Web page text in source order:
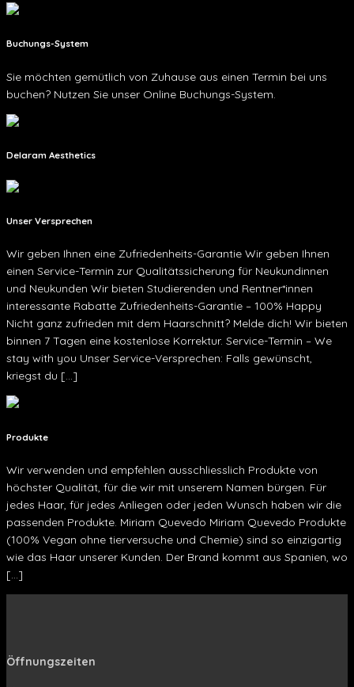
Buchungs-System
Sie möchten gemütlich von Zuhause aus einen Termin bei uns
buchen? Nutzen Sie unser Online Buchungs-System.
Delaram Aesthetics
Unser Versprechen
Wir geben Ihnen eine Zufriedenheits-Garantie Wir geben Ihnen
einen Service-Termin zur Qualitätssicherung für Neukundinnen
und Neukunden Wir bieten Studierenden und Rentner*innen
interessante Rabatte Zufriedenheits-Garantie – 100% Happy
Nicht ganz zufrieden mit dem Haarschnitt? Melde dich! Wir bieten
binnen 7 Tagen eine kostenlose Korrektur. Service-Termin – We
stay with you Unser Service-Versprechen: Falls gewünscht,
kriegst du […]
Produkte
Wir verwenden und empfehlen ausschliesslich Produkte von
höchster Qualität, für die wir mit unserem Namen bürgen. Für
jedes Haar, für jedes Anliegen oder jeden Wunsch haben wir die
passenden Produkte. Miriam Quevedo Miriam Quevedo Produkte
(100% Vegan ohne tierversuche und Chemie) sind so einzigartig
wie das Haar unserer Kunden. Der Brand kommt aus Spanien, wo
[…]
Öffnungszeiten